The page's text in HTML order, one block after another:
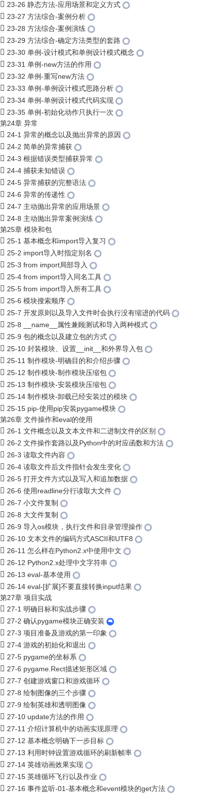
23-26 静态方法-应用场景和定义方式
23-27 方法综合-案例分析
23-28 方法综合-案例演练
23-29 方法综合-确定方法类型的套路
23-30 单例-设计模式和单例设计模式概念
23-31 单例-new方法的作用
23-32 单例-重写new方法
23-33 单例-单例设计模式思路分析
23-34 单例-单例设计模式代码实现
23-35 单例-初始化动作只执行一次
第24章 异常
24-1 异常的概念以及抛出异常的原因
24-2 简单的异常捕获
24-3 根据错误类型捕获异常
24-4 捕获未知错误
24-5 异常捕获的完整语法
24-6 异常的传递性
24-7 主动抛出异常的应用场景
24-8 主动抛出异常案例演练
第25章 模块和包
25-1 基本概念和import导入复习
25-2 import导入时指定别名
25-3 from import局部导入
25-4 from import导入同名工具
25-5 from import导入所有工具
25-6 模块搜索顺序
25-7 开发原则以及导入文件时会执行没有缩进的代码
25-8 __name__属性兼顾测试和导入两种模式
25-9 包的概念以及建立包的方式
25-10 封装模块、设置__init__和外界导入包
25-11 制作模块-明确目的和介绍步骤
25-12 制作模块-制作模块压缩包
25-13 制作模块-安装模块压缩包
25-14 制作模块-卸载已经安装过的模块
25-15 pip-使用pip安装pygame模块
第26章 文件操作和eval的使用
26-1 文件概念以及文本文件和二进制文件的区别
26-2 文件操作套路以及Python中的对应函数和方法
26-3 读取文件内容
26-4 读取文件后文件指针会发生变化
26-5 打开文件方式以及写入和追加数据
26-6 使用readline分行读取大文件
26-7 小文件复制
26-8 大文件复制
26-9 导入os模块，执行文件和目录管理操作
26-10 文本文件的编码方式ASCII和UTF8
26-11 怎么样在Python2.x中使用中文
26-12 Python2.x处理中文字符串
26-13 eval-基本使用
26-14 eval-[扩展]不要直接转换input结果
第27章 项目实战
27-1 明确目标和实战步骤
27-2 确认pygame模块正确安装
27-3 项目准备及游戏的第一印象
27-4 游戏的初始化和退出
27-5 pygame的坐标系
27-6 pygame.Rect描述矩形区域
27-7 创建游戏窗口和游戏循环
27-8 绘制图像的三个步骤
27-9 绘制英雄和透明图像
27-10 update方法的作用
27-11 介绍计算机中的动画实现原理
27-12 基本概念明确下一步目标
27-13 利用时钟设置游戏循环的刷新帧率
27-14 英雄动画效果实现
27-15 英雄循环飞行以及作业
27-16 事件监听-01-基本概念和event模块的get方法